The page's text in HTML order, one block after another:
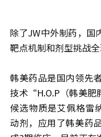
除了JW中外制药，国
靶点机制和剂型挑战全
韩美药品是国内领先
技术“H.O.P（韩美肥
候选物质是艾佩格雷
动剂，应用了韩美